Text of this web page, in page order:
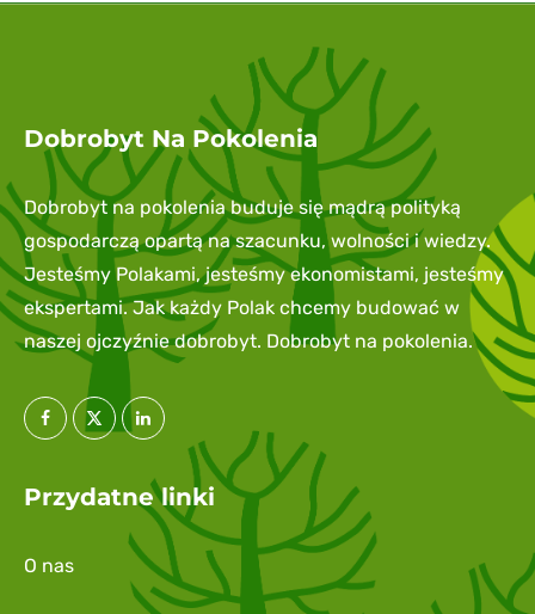
Dobrobyt Na Pokolenia
Dobrobyt na pokolenia buduje się mądrą polityką
gospodarczą opartą na szacunku, wolności i wiedzy.
Jesteśmy Polakami, jesteśmy ekonomistami, jesteśmy
ekspertami. Jak każdy Polak chcemy budować w
naszej ojczyźnie dobrobyt. Dobrobyt na pokolenia.
Przydatne linki
O nas